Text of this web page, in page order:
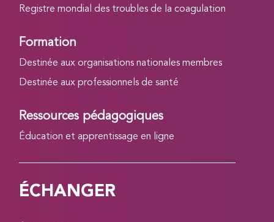
Registre mondial des troubles de la coagulation
Formation
Destinée aux organisations nationales membres
Destinée aux professionnels de santé
Ressources pédagogiques
Éducation et apprentissage en ligne
ÉCHANGER